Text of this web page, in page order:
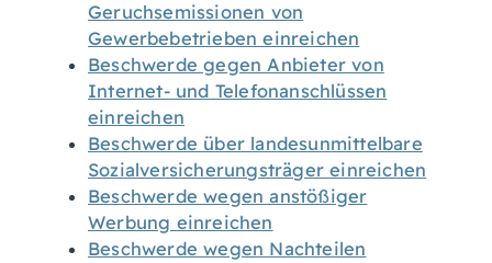
Geruchsemissionen von
Gewerbebetrieben einreichen
Beschwerde gegen Anbieter von
Internet- und Telefonanschlüssen
einreichen
Beschwerde über landesunmittelbare
Sozialversicherungsträger einreichen
Beschwerde wegen anstößiger
Werbung einreichen
Beschwerde wegen Nachteilen